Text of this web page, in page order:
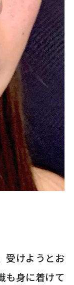
受けようとお
も身に着けて